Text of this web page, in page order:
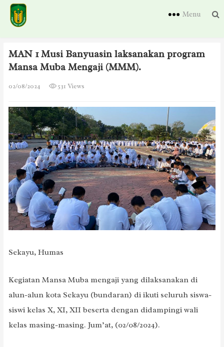
Menu
MAN 1 Musi Banyuasin laksanakan program
Mansa Muba Mengaji (MMM).
02/08/2024 531 Views
Sekayu, Humas
Kegiatan Mansa Muba mengaji yang dilaksanakan di
alun-alun kota Sekayu (bundaran) di ikuti seluruh siswa-
siswi kelas X, XI, XII beserta dengan didampingi wali
kelas masing-masing. Jum’at, (02/08/2024).